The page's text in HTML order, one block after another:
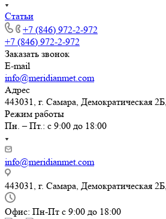
Статьи
+7 (846) 972-2-972
+7 (846) 972-2-972
Заказать звонок
E-mail
info@meridianmet.com
Адрес
443031, г. Самара, Демократическая
Режим работы
Пн. – Пт.: с 9:00 до 18:00
info@meridianmet.com
443031, г. Самара, Демократическая
Офис: Пн-Пт с 9:00 до 18:00